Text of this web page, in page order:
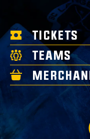
TICKETS
TEAMS